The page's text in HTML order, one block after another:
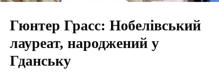
Гюнтер Грасс: Нобелівський
лауреат, народжений у
Гданську